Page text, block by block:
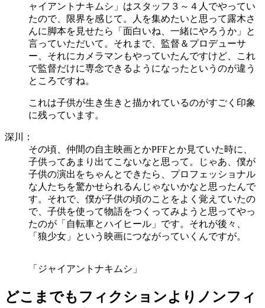
ャイアントナキムシ」はスタッフ３～４人でやってい
たので、限界を感じて。人を集めたいと思って露木さ
んに脚本を見せたら「面白いね、一緒にやろうか」と
言っていただいて。それまで、監督＆プロデューサ
ー、それにカメラマンもやっていたんですけど、これ
で監督だけに専念できるようになったというのが違う
ところですね。
これは子供が生き生きと描かれているのがすごく印象
に残っています。
深川：
その頃、仲間の自主映画とかPFFとか見ていた時に、
子供ってあまり出てこないなと思って。じゃあ、僕が
子供の演出をちゃんとできたら、プロフェッショナル
な人たちを驚かせられるんじゃないかなと思ったんで
す。それで、僕が子供の頃のことをよく覚えていたの
で、子供を使って物語をつくってみようと思ってやっ
たのが「自転車とハイヒール」です。それが後々、
「狼少女」という映画につながっていくんですが。
「ジャイアントナキムシ」
どこまでもフィクションよりノンフィ